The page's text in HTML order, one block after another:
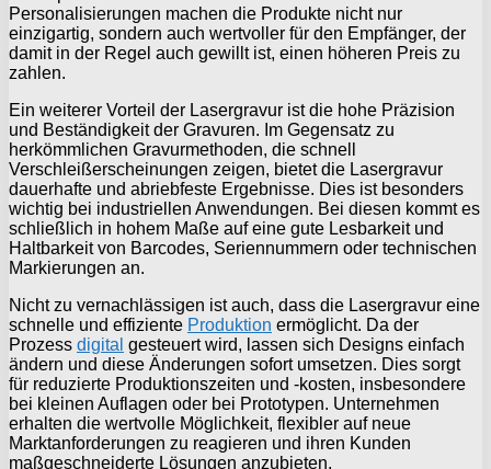
Personalisierungen machen die Produkte nicht nur
einzigartig, sondern auch wertvoller für den Empfänger, der
damit in der Regel auch gewillt ist, einen höheren Preis zu
zahlen.
Ein weiterer Vorteil der Lasergravur ist die hohe Präzision
und Beständigkeit der Gravuren. Im Gegensatz zu
herkömmlichen Gravurmethoden, die schnell
Verschleißerscheinungen zeigen, bietet die Lasergravur
dauerhafte und abriebfeste Ergebnisse. Dies ist besonders
wichtig bei industriellen Anwendungen. Bei diesen kommt es
schließlich in hohem Maße auf eine gute Lesbarkeit und
Haltbarkeit von Barcodes, Seriennummern oder technischen
Markierungen an.
Nicht zu vernachlässigen ist auch, dass die Lasergravur eine
schnelle und effiziente Produktion ermöglicht. Da der
Prozess digital gesteuert wird, lassen sich Designs einfach
ändern und diese Änderungen sofort umsetzen. Dies sorgt
für reduzierte Produktionszeiten und -kosten, insbesondere
bei kleinen Auflagen oder bei Prototypen. Unternehmen
erhalten die wertvolle Möglichkeit, flexibler auf neue
Marktanforderungen zu reagieren und ihren Kunden
maßgeschneiderte Lösungen anzubieten.